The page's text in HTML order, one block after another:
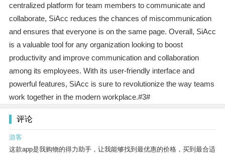
centralized platform for team members to communicate and
collaborate, SiAcc reduces the chances of miscommunication
and ensures that everyone is on the same page. Overall, SiAcc
is a valuable tool for any organization looking to boost
productivity and improve communication and collaboration
among its employees. With its user-friendly interface and
powerful features, SiAcc is sure to revolutionize the way teams
work together in the modern workplace.#3#
评论
游客
这款app是我购物的得力助手，让我能够找到最优惠的价格，买到最合适